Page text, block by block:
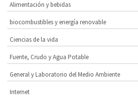
Alimentación y bebidas
biocombustibles y energía renovable
Ciencias de la vida
Fuente, Crudo y Agua Potable
General y Laboratorio del Medio Ambiente
Internet